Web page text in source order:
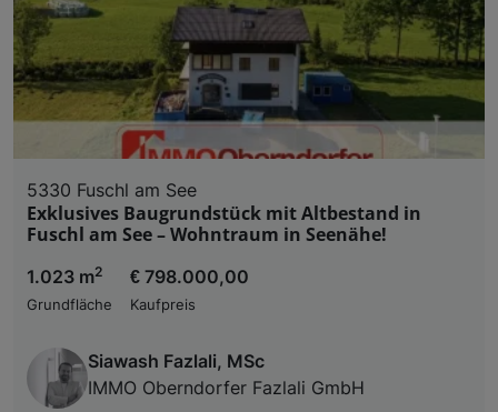
5330 Fuschl am See
Exklusives Baugrundstück mit Altbestand in
Fuschl am See – Wohntraum in Seenähe!
1.023 m2
Grundfläche
€ 798.000,00
Kaufpreis
Siawash Fazlali, MSc
IMMO Oberndorfer Fazlali GmbH